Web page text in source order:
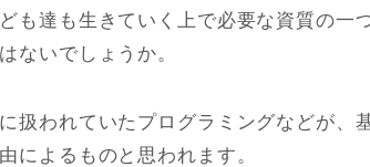
も達も生きていく上で必要な資質の一
ないでしょうか。
扱われていたプログラミングなどが、
によるものと思われます。